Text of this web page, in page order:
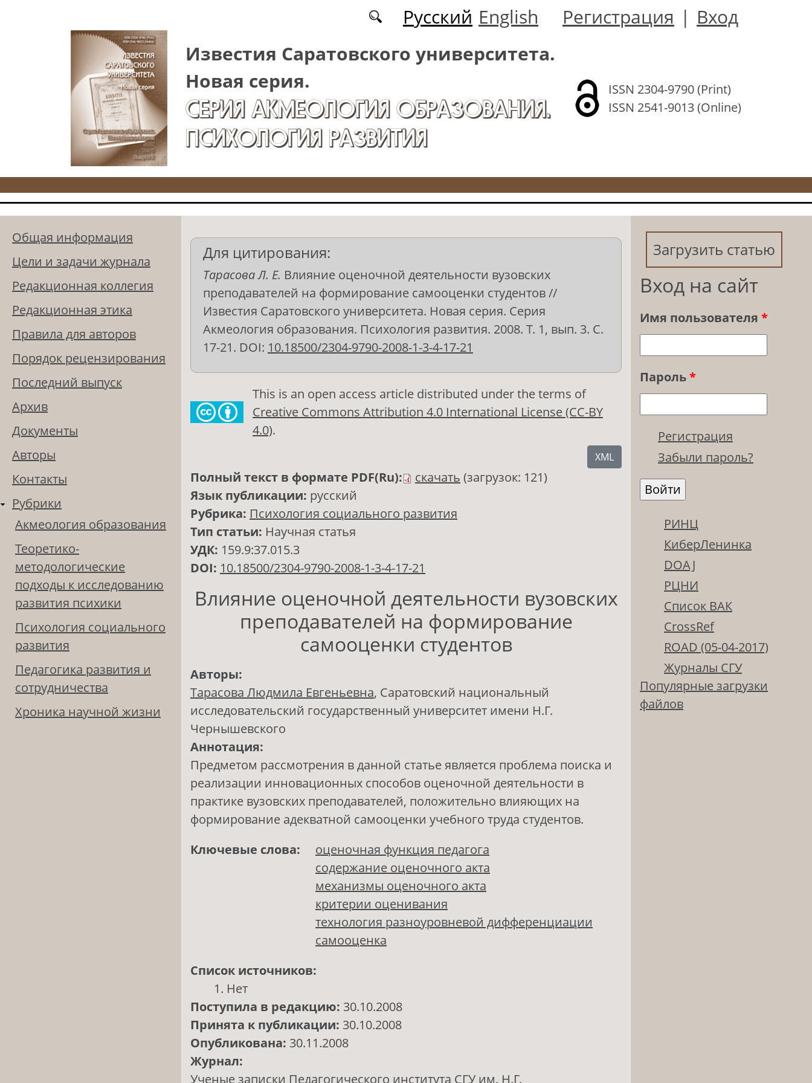
Русский English Регистрация | Вход
Известия Саратовского университета.
Новая серия.
СЕРИЯ АКМЕОЛОГИЯ ОБРАЗОВАНИЯ.
ПСИХОЛОГИЯ РАЗВИТИЯ
ISSN 2304-9790 (Print)
ISSN 2541-9013 (Online)
Общая информация
Цели и задачи журнала
Редакционная коллегия
Редакционная этика
Правила для авторов
Порядок рецензирования
Последний выпуск
Архив
Документы
Авторы
Контакты
Рубрики
Акмеология образования
Теоретико-
методологические
подходы к исследованию
развития психики
Психология социального
развития
Педагогика развития и
сотрудничества
Хроника научной жизни
Для цитирования:
Тарасова Л. Е. Влияние оценочной деятельности вузовских
преподавателей на формирование самооценки студентов //
Известия Саратовского университета. Новая серия. Серия
Акмеология образования. Психология развития. 2008. Т. 1, вып. 3. С.
17-21. DOI: 10.18500/2304-9790-2008-1-3-4-17-21
This is an open access article distributed under the terms of
Creative Commons Attribution 4.0 International License (CC-BY
4.0).
XML
Полный текст в формате PDF(Ru): скачать (загрузок: 121)
Язык публикации: русский
Рубрика: Психология социального развития
Тип статьи: Научная статья
УДК: 159.9:37.015.3
DOI: 10.18500/2304-9790-2008-1-3-4-17-21
Влияние оценочной деятельности вузовских
преподавателей на формирование
самооценки студентов
Авторы:
Тарасова Людмила Евгеньевна, Саратовский национальный
исследовательский государственный университет имени Н.Г.
Чернышевского
Аннотация:
Предметом рассмотрения в данной статье является проблема поиска и
реализации инновационных способов оценочной деятельности в
практике вузовских преподавателей, положительно влияющих на
формирование адекватной самооценки учебного труда студентов.
Ключевые слова:
оценочная функция педагога
содержание оценочного акта
механизмы оценочного акта
критерии оценивания
технология разноуровневой дифференциации
самооценка
Список источников:
Нет
Поступила в редакцию: 30.10.2008
Принята к публикации: 30.10.2008
Опубликована: 30.11.2008
Журнал:
Ученые записки Педагогического института СГУ им. Н.Г.
Загрузить статью
Вход на сайт
Имя пользователя *
Пароль*
Регистрация
Забыли пароль?
РИНЦ
КиберЛенинка
DOAJ
РЦНИ
Список ВАК
CrossRef
ROAD (05-04-2017)
Журналы СГУ
Популярные загрузки
файлов